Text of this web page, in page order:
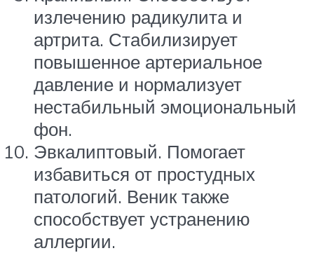
излечению радикулита и
артрита. Стабилизирует
повышенное артериальное
давление и нормализует
нестабильный эмоциональный
фон.
Эвкалиптовый. Помогает
избавиться от простудных
патологий. Веник также
способствует устранению
аллергии.